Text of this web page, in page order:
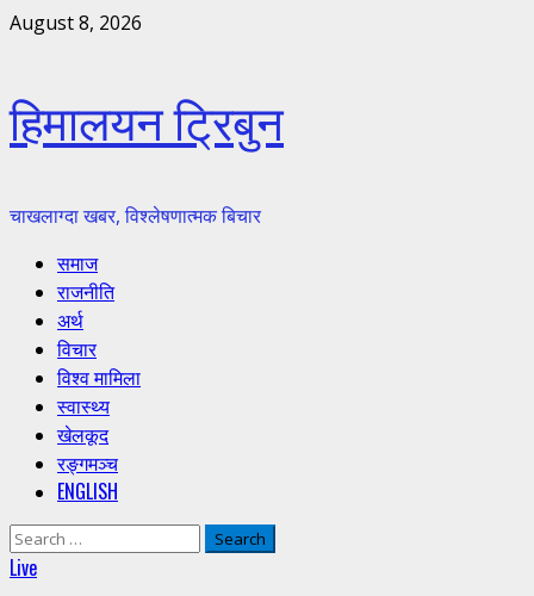
Skip
August 8, 2026
हिमालयन ट्रिबुन
चाखलाग्दा खबर, विश्लेषणात्मक बिचार
Primary
Menu
समाज
राजनीति
अर्थ
विचार
विश्व मामिला
स्वास्थ्य
खेलकूद
रङ्गमञ्च
ENGLISH
Search
for:
Live